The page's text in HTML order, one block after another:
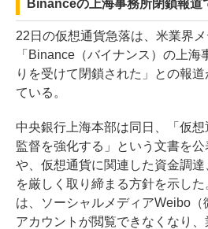
Binanceの上海事務所閉鎖報
22日の仮想通貨急落は、米業界
「Binance（バイナンス）の上海
りを受けて閉鎖された」との報
ている。
中央銀行上海本部は同日、「仮
監督を強化する」という文書を公
や、仮想通貨に関連した資金調
を厳しく取り締まる方針を示し
は、ソーシャルメディアWeibo
アカウントが閲覧できなくなり